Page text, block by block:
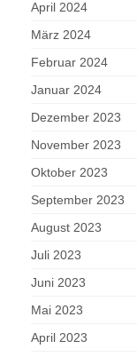
April 2024
März 2024
Februar 2024
Januar 2024
Dezember 2023
November 2023
Oktober 2023
September 2023
August 2023
Juli 2023
Juni 2023
Mai 2023
April 2023